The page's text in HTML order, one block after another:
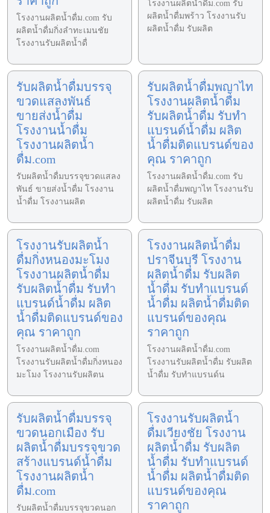
โรงงานผลิตน้ำดื่ม.com รับ
ผลิตน้ำดื่มกิ่งลำทะเมนชัย
โรงงานรับผลิตน้ำดื่
โรงงานผลิตน้ำดื่ม.com รับ
ผลิตน้ำดื่มพร้าว โรงงานรับ
ผลิตน้ำดื่ม รับผลิต
รับผลิตน้ำดื่มบรรจุ
ขวดแสลงพันธ์
ขายส่งน้ำดื่ม
โรงงานน้ำดื่ม
โรงงานผลิตน้ำ
ดื่ม.com
รับผลิตน้ำดื่มบรรจุขวดแสลง
พันธ์ ขายส่งน้ำดื่ม โรงงาน
น้ำดื่ม โรงงานผลิต
รับผลิตน้ำดื่มพญาไท
โรงงานผลิตน้ำดื่ม
รับผลิตน้ำดื่ม รับทำ
แบรนด์น้ำดื่ม ผลิต
น้ำดื่มติดแบรนด์ของ
คุณ ราคาถูก
โรงงานผลิตน้ำดื่ม.com รับ
ผลิตน้ำดื่มพญาไท โรงงานรับ
ผลิตน้ำดื่ม รับผลิต
โรงงานรับผลิตน้ำ
ดื่มกิ่งหนองมะโมง
โรงงานผลิตน้ำดื่ม
รับผลิตน้ำดื่ม รับทำ
แบรนด์น้ำดื่ม ผลิต
น้ำดื่มติดแบรนด์ของ
คุณ ราคาถูก
โรงงานผลิตน้ำดื่ม.com
โรงงานรับผลิตน้ำดื่มกิ่งหนอง
มะโมง โรงงานรับผลิตน
โรงงานผลิตน้ำดื่ม
ปราจีนบุรี โรงงาน
ผลิตน้ำดื่ม รับผลิต
น้ำดื่ม รับทำแบรนด์
น้ำดื่ม ผลิตน้ำดื่มติด
แบรนด์ของคุณ
ราคาถูก
โรงงานผลิตน้ำดื่ม.com
โรงงานรับผลิตน้ำดื่ม รับผลิต
น้ำดื่ม รับทำแบรนด์น
รับผลิตน้ำดื่มบรรจุ
ขวดนอกเมือง รับ
ผลิตน้ำดื่มบรรจุขวด
สร้างแบรนด์น้ำดื่ม
โรงงานผลิตน้ำ
ดื่ม.com
รับผลิตน้ำดื่มบรรจุขวดนอก
โรงงานรับผลิตน้ำ
ดื่มเวียงชัย โรงงาน
ผลิตน้ำดื่ม รับผลิต
น้ำดื่ม รับทำแบรนด์
น้ำดื่ม ผลิตน้ำดื่มติด
แบรนด์ของคุณ
ราคาถูก